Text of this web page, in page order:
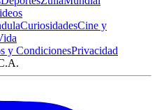
CuriosidadesCine y
y CondicionesPrivacidad